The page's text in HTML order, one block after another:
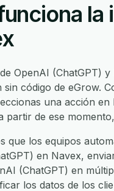
la
OpenAI (ChatGPT)
sin código de eGrow.
una acción
partir de ese
que los equipos
en Navex,
(ChatGPT) en
los datos de los